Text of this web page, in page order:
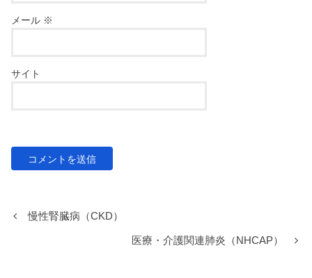
メール ※
サイト
慢性腎臓病（CKD）
医療・介護関連肺炎（NHCAP）